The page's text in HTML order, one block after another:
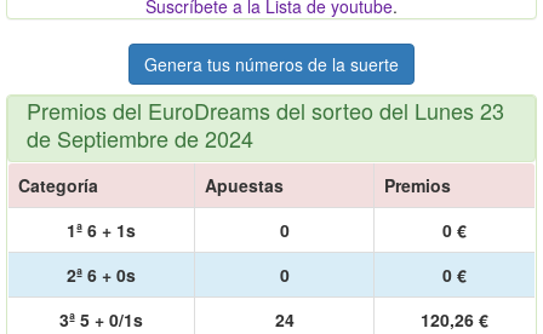
Suscríbete a la Lista de youtube.
Genera tus números de la suerte
Premios del EuroDreams del sorteo del Lunes 23
de Septiembre de 2024
Categoría Apuestas
Premios
1ª 6 + 1s
0
0 €
2ª 6 + 0s
0
0 €
3ª 5 + 0/1s
24
120,26 €